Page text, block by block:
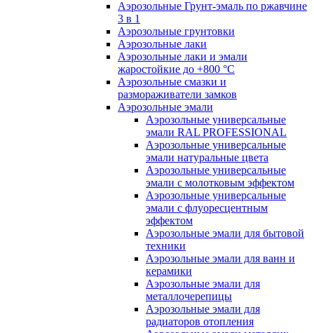
Аэрозольные Грунт-эмаль по ржавчине
3 в 1
Аэрозольные грунтовки
Аэрозольные лаки
Аэрозольные лаки и эмали
жаростойкие до +800 °С
Аэрозольные смазки и
размораживатели замков
Аэрозольные эмали
Аэрозольные универсальные
эмали RAL PROFESSIONAL
Аэрозольные универсальные
эмали натуральные цвета
Аэрозольные универсальные
эмали с молотковым эффектом
Аэрозольные универсальные
эмали с флуоресцентным
эффектом
Аэрозольные эмали для бытовой
техники
Аэрозольные эмали для ванн и
керамики
Аэрозольные эмали для
металлочерепицы
Аэрозольные эмали для
радиаторов отопления